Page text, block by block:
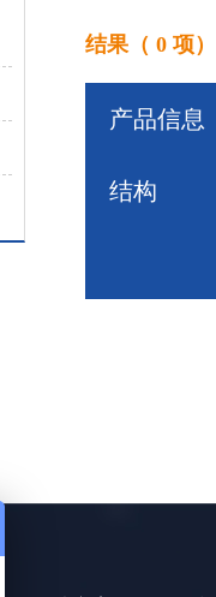
结果（ 0 项）
产品信息
结构